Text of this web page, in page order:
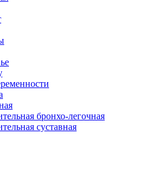
бронхо-легочная
суставная